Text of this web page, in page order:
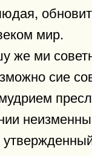
мир.
же ми
сие